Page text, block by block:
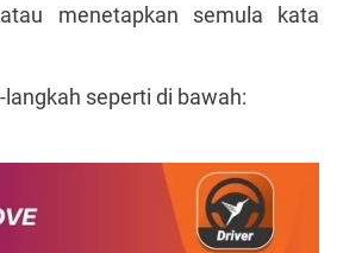
menetapkan semula kata
seperti di bawah: